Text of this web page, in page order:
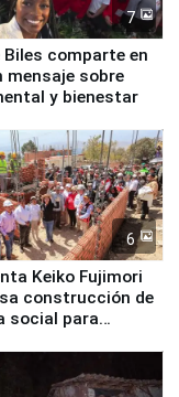
7
Biles comparte en
mensaje sobre
y bienestar
6
Keiko Fujimori
construcción de
social para